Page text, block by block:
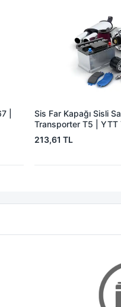
|
Sis Far Kapağı Sisli
Transporter T5 | YTT
7H0807490C7G9
213,61 TL